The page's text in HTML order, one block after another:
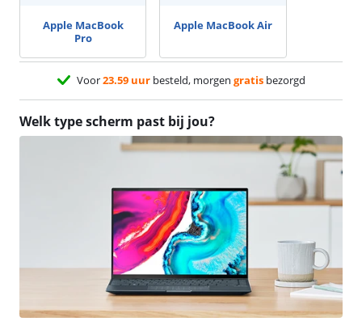
Apple MacBook
Pro
Apple MacBook Air
Voor23.59 uurbesteld, morgen gratisbezorgd
Welk type scherm past bij jou?